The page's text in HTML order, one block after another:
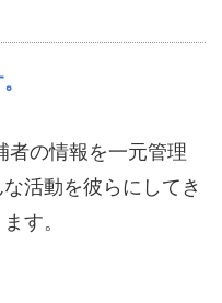
者の情報を一元管理
活動を彼らにしてき
す。